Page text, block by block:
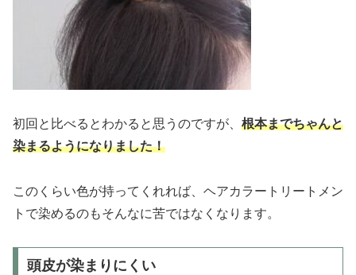
初回と比べるとわかると思うのですが、 根本までちゃんと
染まるようになりました！
このくらい色が持ってくれれば、ヘアカラートリートメン
トで染めるのもそんなに苦ではなくなります。
頭皮が染まりにくい